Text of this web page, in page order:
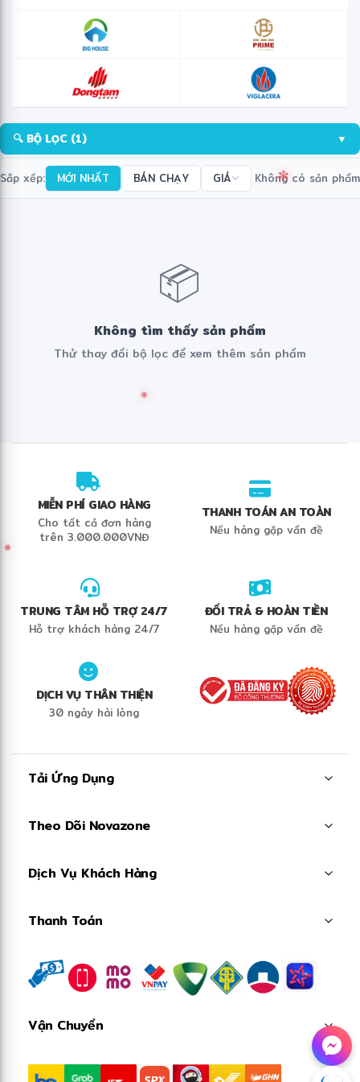
🔍 BỘ LỌC (1) ▼
Sắp xếp: MỚI NHẤT BÁN CHẠY GIÁ Không có sản phẩm
📦
Không tìm thấy sản phẩm
Thử thay đổi bộ lọc để xem thêm sản phẩm
MIỄN PHÍ GIAO HÀNG
Cho tất cả đơn hàng
trên 3.000.000VNĐ
THANH TOÁN AN TOÀN
Nếu hàng gặp vấn đề
TRUNG TÂM HỖ TRỢ 24/7
Hỗ trợ khách hàng 24/7
ĐỔI TRẢ & HOÀN TIỀN
Nếu hàng gặp vấn đề
DỊCH VỤ THÂN THIỆN
30 ngày hài lòng
Tải Ứng Dụng
Theo Dõi Novazone
Dịch Vụ Khách Hàng
Thanh Toán
Vận Chuyển
❋